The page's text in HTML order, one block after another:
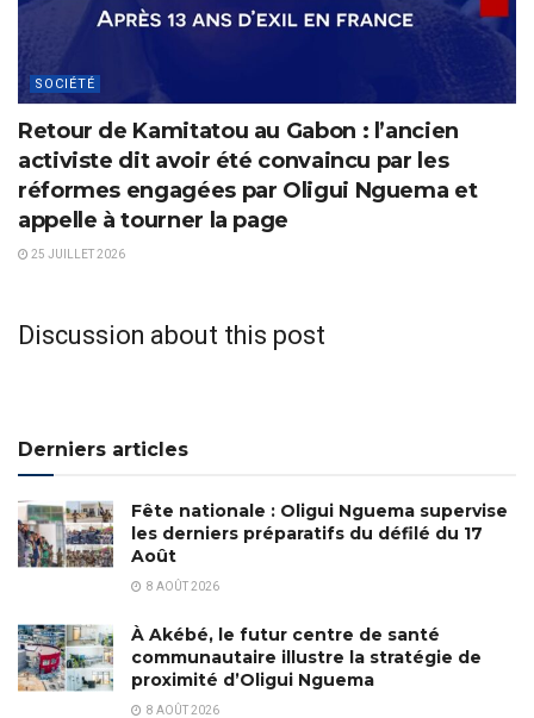
SOCIÉTÉ
Retour de Kamitatou au Gabon : l’ancien
activiste dit avoir été convaincu par les
réformes engagées par Oligui Nguema et
appelle à tourner la page
25 JUILLET 2026
Discussion about this post
Derniers articles
Fête nationale : Oligui Nguema supervise
les derniers préparatifs du défilé du 17
Août
8 AOÛT 2026
À Akébé, le futur centre de santé
communautaire illustre la stratégie de
proximité d’Oligui Nguema
8 AOÛT 2026